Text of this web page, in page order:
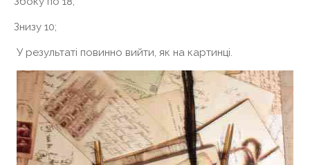
Знизу 10;
У результаті повинно вийти, як на картинці.